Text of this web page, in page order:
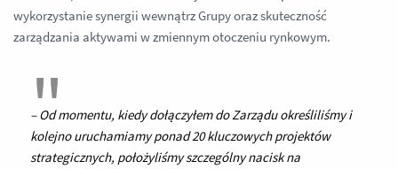
wykorzystanie synergii wewnątrz Grupy oraz skuteczność
zarządzania aktywami w zmiennym otoczeniu rynkowym.
– Od momentu, kiedy dołączyłem do Zarządu określiliśmy i
kolejno uruchamiamy ponad 20 kluczowych projektów
strategicznych, położyliśmy szczególny nacisk na